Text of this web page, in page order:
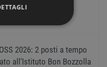
2026: 2 posti a tempo
all’Istituto Bon Bozzolla